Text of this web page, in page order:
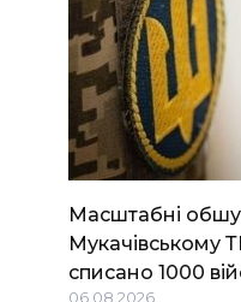
Масштабні
Мукачівському
списано 1000
06.08.2026